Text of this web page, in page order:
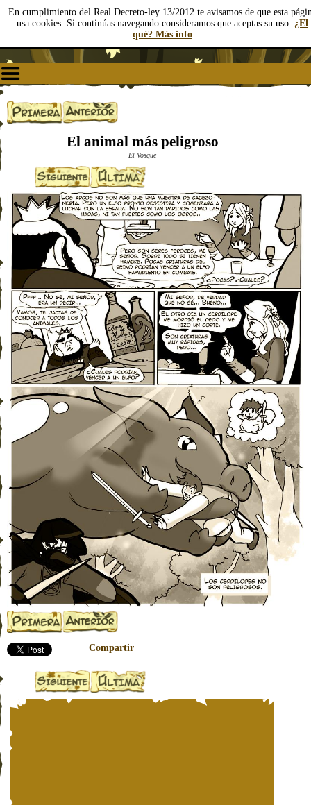
En cumplimiento del Real Decreto-ley 13/2012 te avisamos de que esta
usa cookies. Si continúas navegando consideramos que aceptas su uso. ¿El
qué? Más info
El animal más peligroso
El Vosque
Compartir